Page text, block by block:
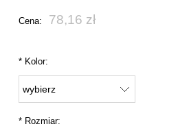
Cena: 78,16 zł
*Kolor:
*Rozmiar: